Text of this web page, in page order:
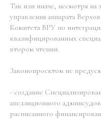
Так или иначе, несмотря на
управления аппарата
Комитета ВРУ по
квалифицированных
втором чтении.
Законопроектом не
- создание
апелляционного
расписанного